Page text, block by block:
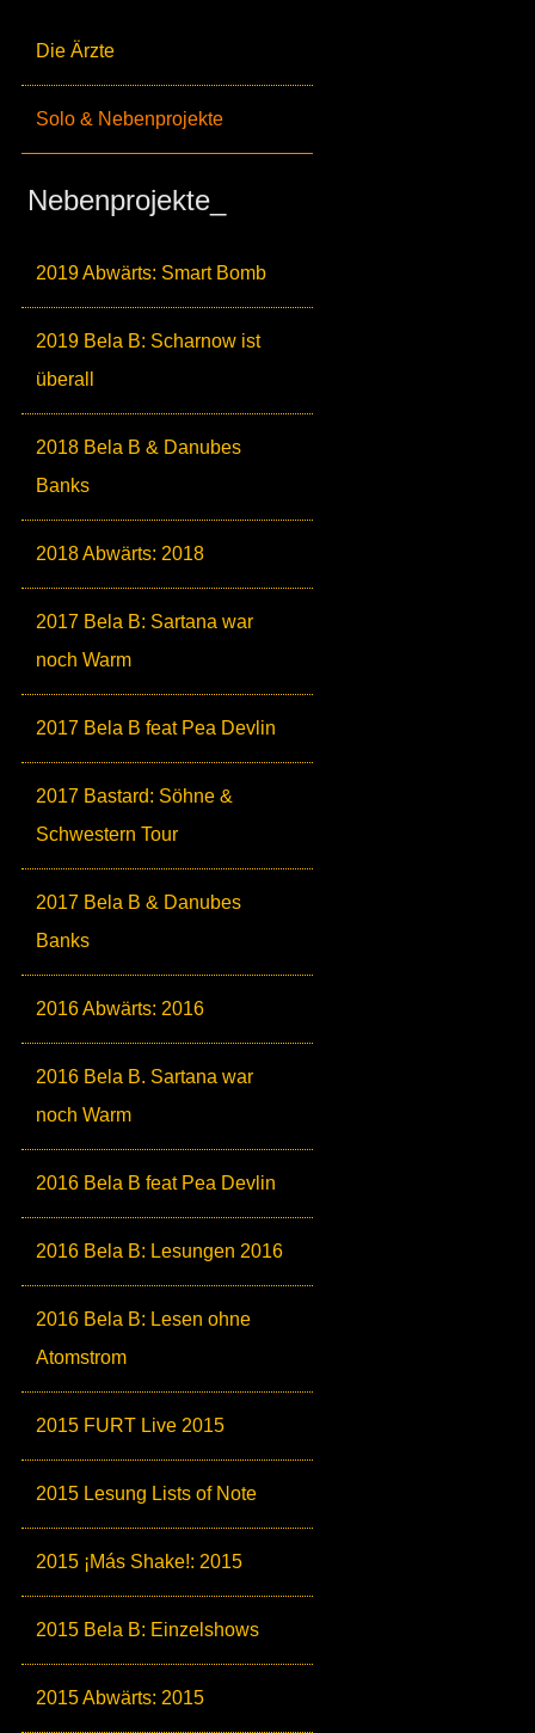
Die Ärzte
Solo & Nebenprojekte
Nebenprojekte_
2019 Abwärts: Smart Bomb
2019 Bela B: Scharnow ist
überall
2018 Bela B & Danubes
Banks
2018 Abwärts: 2018
2017 Bela B: Sartana war
noch Warm
2017 Bela B feat Pea Devlin
2017 Bastard: Söhne &
Schwestern Tour
2017 Bela B & Danubes
Banks
2016 Abwärts: 2016
2016 Bela B. Sartana war
noch Warm
2016 Bela B feat Pea Devlin
2016 Bela B: Lesungen 2016
2016 Bela B: Lesen ohne
Atomstrom
2015 FURT Live 2015
2015 Lesung Lists of Note
2015 ¡Más Shake!: 2015
2015 Bela B: Einzelshows
2015 Abwärts: 2015